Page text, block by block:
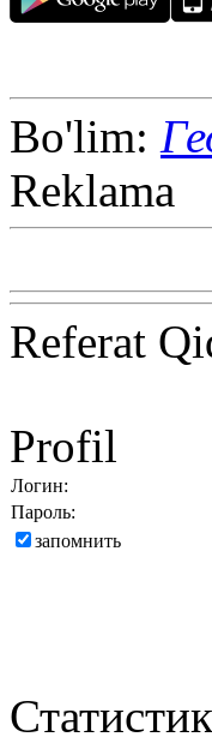
Bo'lim:
Reklama
Referat
Profil
Логин:
Пароль:
запомнить